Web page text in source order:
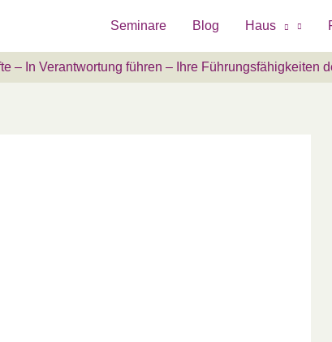
Seminare Blog Haus
– In Verantwortung führen – Ihre Führungsfähigkeiten